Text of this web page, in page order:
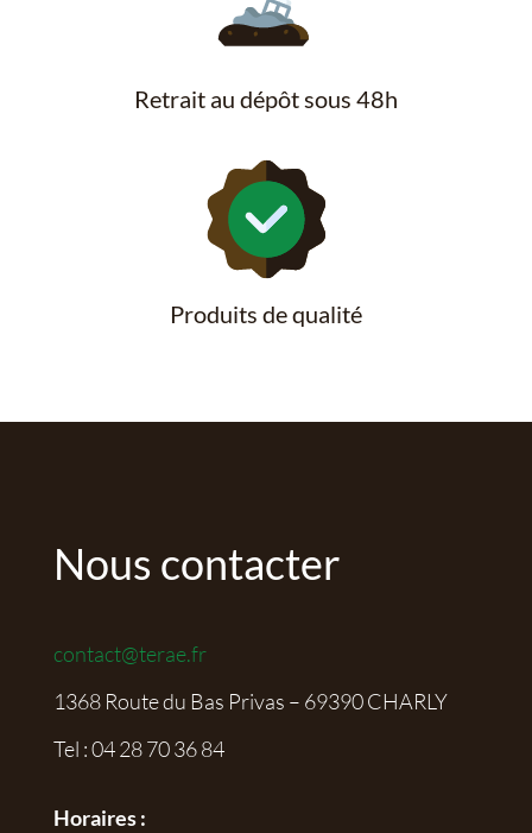
Retrait au dépôt sous 48h
Produits de qualité
Nous contacter
contact@terae.fr
1368 Route du Bas Privas – 69390 CHARLY
Tel :04 28 70 36 84
Horaires :